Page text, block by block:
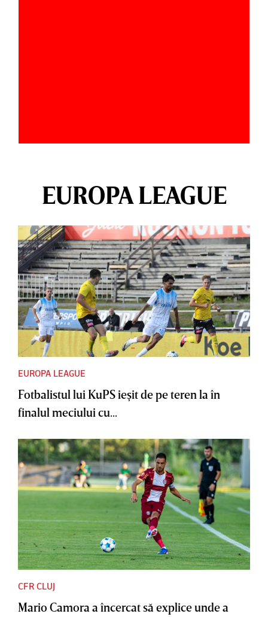
EUROPA LEAGUE
EUROPA LEAGUE
Fotbalistul lui KuPS ieşit de pe teren la în
finalul meciului cu...
CFR CLUJ
Mario Camora a încercat să explice unde a